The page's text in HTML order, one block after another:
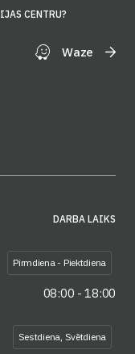
CENTRU?
Waze
DARBA LAIKS
Pirmdiena - Piektdiena
08:00 - 18:00
Sestdiena, Svētdiena